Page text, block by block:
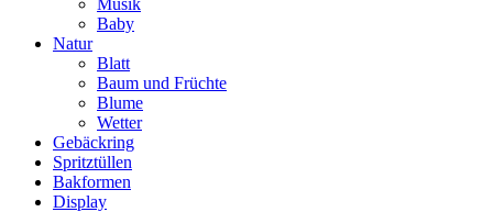
Baby
Natur
Blatt
Baum und Früchte
Blume
Wetter
Gebäckring
Spritztüllen
Bakformen
Display